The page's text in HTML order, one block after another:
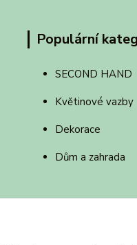
Populární
SECOND HAND
Květinové vazby
Dekorace
Dům a zahrada